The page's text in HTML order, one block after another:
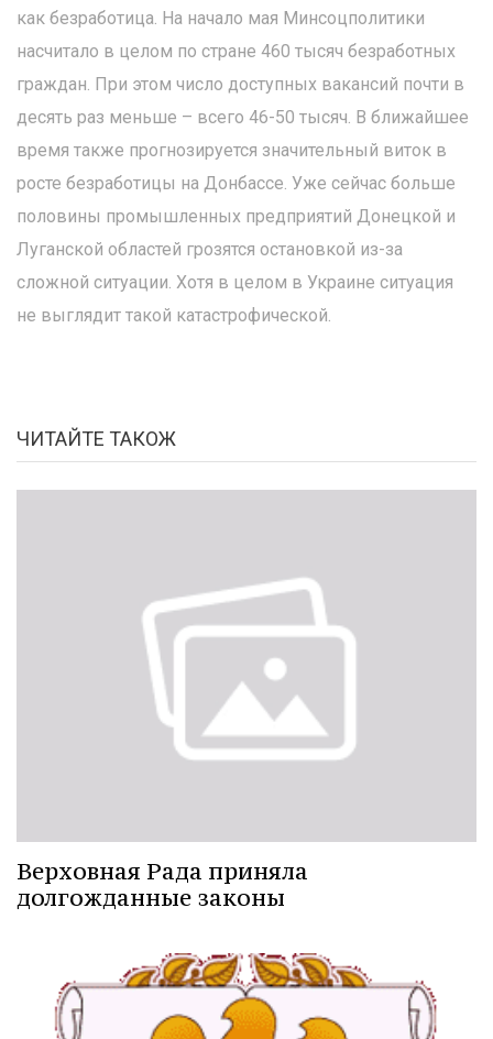
как безработица. На начало мая Минсоцполитики
насчитало в целом по стране 460 тысяч безработных
граждан. При этом число доступных вакансий почти в
десять раз меньше – всего 46-50 тысяч. В ближайшее
время также прогнозируется значительный виток в
росте безработицы на Донбассе. Уже сейчас больше
половины промышленных предприятий Донецкой и
Луганской областей грозятся остановкой из-за
сложной ситуации. Хотя в целом в Украине ситуация
не выглядит такой катастрофической.
ЧИТАЙТЕ ТАКОЖ
Верховная Рада приняла
долгожданные законы